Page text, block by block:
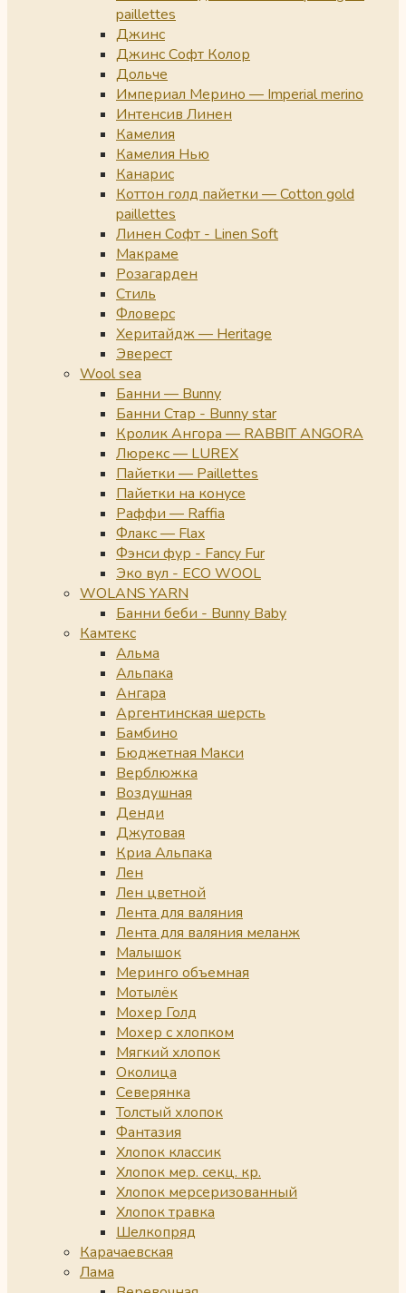
paillettes
Джинс
Джинс Софт Колор
Дольче
Империал Мерино — Imperial merino
Интенсив Линен
Камелия
Камелия Нью
Канарис
Коттон голд пайетки — Cotton gold
paillettes
Линен Софт - Linen Soft
Макраме
Розагарден
Стиль
Фловерс
Херитайдж — Heritage
Эверест
Wool sea
Банни — Bunny
Банни Стар - Bunny star
Кролик Ангора — RABBIT ANGORA
Люрекс — LUREX
Пайетки — Paillettes
Пайетки на конусе
Раффи — Raffia
Флакс — Flax
Фэнси фур - Fancy Fur
Эко вул - ECO WOOL
WOLANS YARN
Банни беби - Bunny Baby
Камтекс
Альма
Альпака
Ангара
Аргентинская шерсть
Бамбино
Бюджетная Макси
Верблюжка
Воздушная
Денди
Джутовая
Криа Альпака
Лен
Лен цветной
Лента для валяния
Лента для валяния меланж
Малышок
Меринго объемная
Мотылёк
Мохер Голд
Мохер с хлопком
Мягкий хлопок
Околица
Северянка
Толстый хлопок
Фантазия
Хлопок классик
Хлопок мер. секц. кр.
Хлопок мерсеризованный
Хлопок травка
Шелкопряд
Карачаевская
Лама